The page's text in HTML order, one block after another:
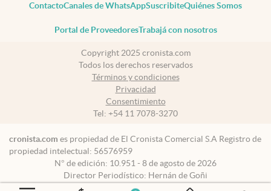
ContactoCanales de WhatsAppSuscribiteQuiénes Somos
Portal de ProveedoresTrabajá con nosotros
Copyright 2025 cronista.com
Todos los derechos reservados
Términos y condiciones
Privacidad
Consentimiento
Tel: +54 11 7078-3270
cronista.com es propiedad de El Cronista Comercial S.A Registro de
propiedad intelectual: 56576959
N° de edición: 10.951 - 8 de agosto de 2026
Director Periodístico: Hernán de Goñi